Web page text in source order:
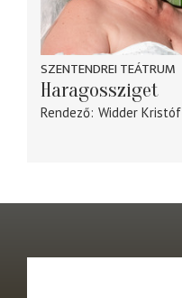
SZENTENDREI TEÁTRUM
Haragossziget
Rendező Widder Kristóf